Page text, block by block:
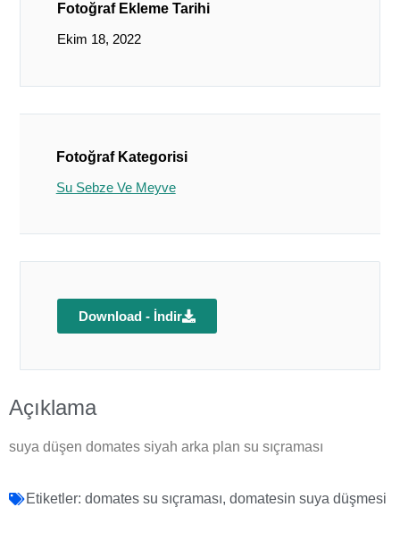
Fotoğraf Ekleme Tarihi
Ekim 18, 2022
Fotoğraf Kategorisi
Su Sebze Ve Meyve
Download - İndir
Açıklama
suya düşen domates siyah arka plan su sıçraması
Etiketler: domates su sıçraması, domatesin suya düşmesi